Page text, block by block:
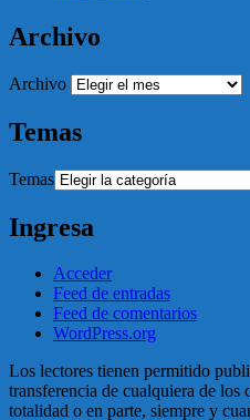
Archivo
Archivo
Temas
Temas
Ingresa
Acceder
Feed de entradas
Feed de comentarios
WordPress.org
Los lectores tienen permitido
transferencia de cualquiera de los
totalidad o en parte, siempre y